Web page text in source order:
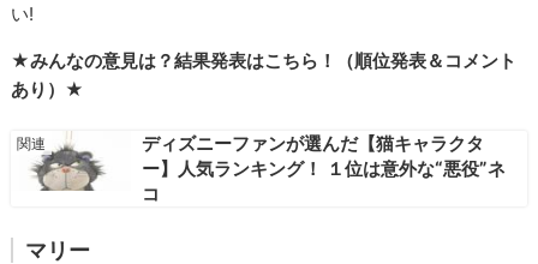
い!
★みんなの意見は？結果発表はこちら！（順位発表＆コメント
あり）★
ディズニーファンが選んだ【猫キャラクタ
ー】人気ランキング！ １位は意外な“悪役”ネ
コ
マリー